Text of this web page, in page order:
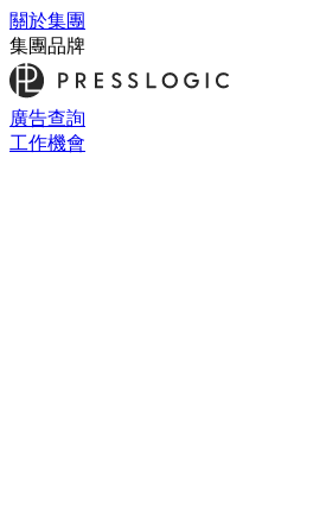
關於集團
集團品牌
廣告查詢
工作機會